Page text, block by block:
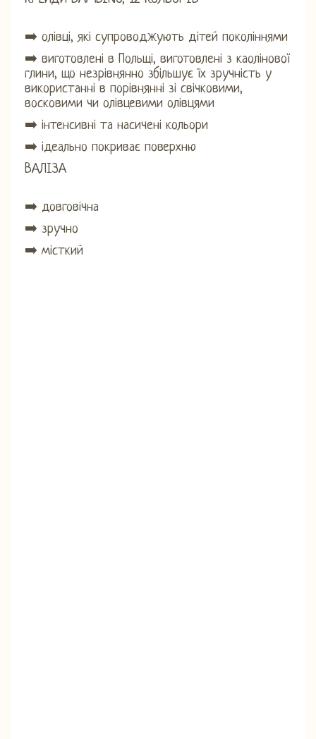
➡️ олівці, які супроводжують дітей поколіннями
➡️ виготовлені в Польщі, виготовлені з каолінової
глини, що незрівнянно збільшує їх зручність у
використанні в порівнянні зі свічковими,
восковими чи олівцевими олівцями
➡️ інтенсивні та насичені кольори
➡️ ідеально покриває поверхню
ВАЛІЗА
➡️ довговічна
➡️ зручно
➡️ місткий